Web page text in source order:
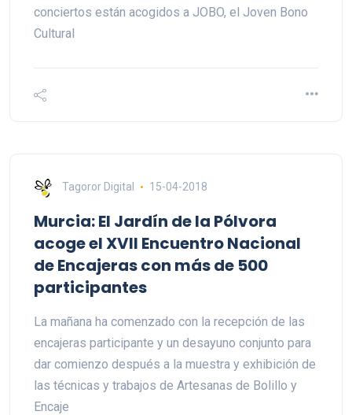
conciertos están acogidos a JOBO, el Joven Bono
Cultural
Tagoror Digital 15-04-2018
Murcia: El Jardín de la Pólvora
acoge el XVII Encuentro Nacional
de Encajeras con más de 500
participantes
La mañana ha comenzado con la recepción de las
encajeras participante y un desayuno conjunto para
dar comienzo después a la muestra y exhibición de
las técnicas y trabajos de Artesanas de Bolillo y
Encaje